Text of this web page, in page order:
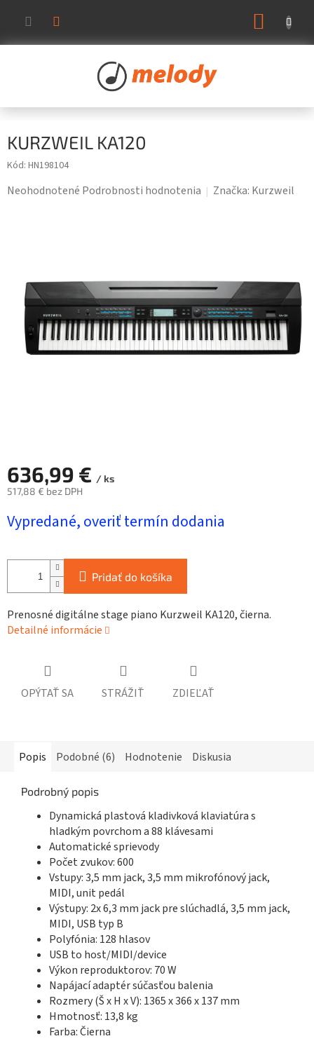
obsah
KURZWEIL KA120
Kód: HN198104
Priemerné
hviezdičiek.
Neohodnotené Podrobnosti hodnotenia Značka: Kurzweil
636,99 € / ks
517,88 € bez DPH
cena:
Vypredané, overiť termín dodania
Pridať do košíka
Prenosné digitálne stage piano Kurzweil KA120, čierna.
Detailné informácie
OPÝTAŤ SA STRÁŽIŤ ZDIEĽAŤ
Popis Podobné (6) Hodnotenie Diskusia
Podrobný popis
Dynamická plastová kladivková klaviatúra s
hladkým povrchom a 88 klávesami
Automatické sprievody
Počet zvukov: 600
Vstupy: 3,5 mm jack, 3,5 mm mikrofónový jack,
MIDI, unit pedál
Výstupy: 2x 6,3 mm jack pre slúchadlá, 3,5 mm jack,
MIDI, USB typ B
Polyfónia: 128 hlasov
USB to host/MIDI/device
Výkon reproduktorov: 70 W
Napájací adaptér súčasťou balenia
Rozmery (Š x H x V): 1365 x 366 x 137 mm
Hmotnosť: 13,8 kg
Farba: Čierna